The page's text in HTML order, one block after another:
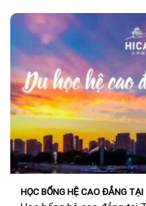
HỌC BỔNG HỆ CAO ĐẲNG TẠI